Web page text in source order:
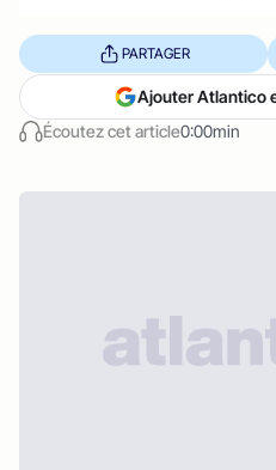
Écoutez cet article0:00min
PARTAGER
Ajouter Atlantico